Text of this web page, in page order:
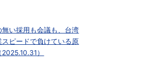
無い採用も会議も、台湾
スピードで負けている原
）